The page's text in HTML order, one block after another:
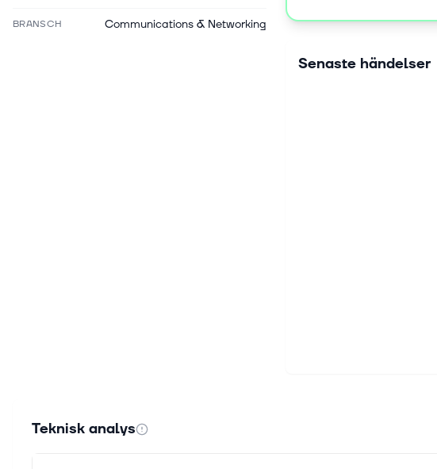
BRANSCH Communications & Networking
Senaste händelser
Teknisk analys